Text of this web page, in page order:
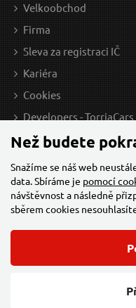
Velkoobchod
Firma
Sleva za registraci IČ
Kariéra
Cookies
Developers - TorriaCars
Než budete
Snažíme se náš web
data. Sbíráme je pomocí
návštěvnost a následně
sběrem cookies